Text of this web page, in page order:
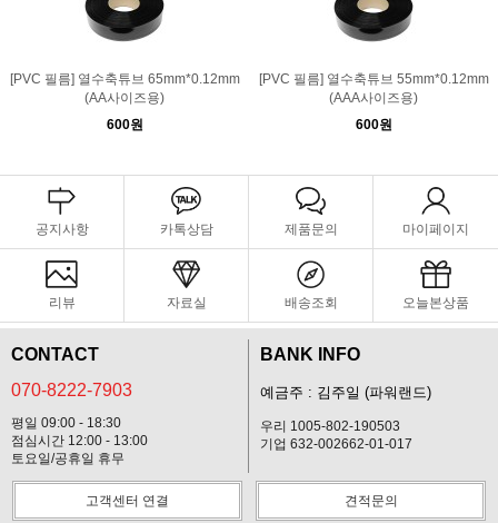
[PVC 필름] 열수축튜브 65mm*0.12mm
(AA사이즈용)
600원
[PVC 필름] 열수축튜브 55mm*0.12mm
(AAA사이즈용)
600원
공지사항 카톡상담 제품문의 마이페이지
리뷰 자료실 배송조회 오늘본상품
CONTACT
070-8222-7903
평일 09:00 - 18:30
점심시간 12:00 - 13:00
토요일/공휴일 휴무
BANK INFO
예금주 : 김주일 (파워랜드)
우리 1005-802-190503
기업 632-002662-01-017
고객센터 연결 견적문의